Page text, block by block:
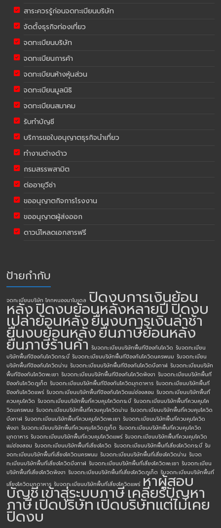
สาระควรรู้ก่อนจดทะเบียนบริษัท
จัดตั้งธุรกิจท่องเที่ยว
จดทะเบียนบริษัท
จดทะเบียนการค้า
จดทะเบียนห้างหุ้นส่วน
จดทะเบียนมูลนิธิ
จดทะเบียนสมาคม
รับทำบัญชี
บริการขอใบอนุญาตธุรกิจนำเที่ยว
ทำงานต่างด้าว
กรมสรรพสามิต
ต่ออายุวีซ่า
ขออนุญาตกิจการโรงงาน
ขออนุญาตผู้ส่งออก
ดาวน์โหลดเอกสารฟรี
ป้ายกำกับ
จดทะเบียนบริษัท โคกหนองนาโมเดล ปิดงบการเงินย้อน
หลังปิดงบย้อนหลังหลายปีปิดงบ
เปล่าย้อนหลังยื่นงบการเงินล่าช้า
ยื่นงบย้อนหลังยื่นภาษีย้อนหลัง
ยื่นภาษีร้านค้า รับจดทะเบียนบริษัทพื้นทีป้องกันโควิด รับจดทะเบียน
บริษัทพื้นทีป้องกันโควิดกระบี่ รับจดทะเบียนบริษัทพื้นทีป้องกันโควิดนครพนม รับจดทะเบียน
บริษัทพื้นทีป้องกันโควิดน่าน รับจดทะเบียนบริษัทพื้นทีป้องกันโควิดบึงกาฬ รับจดทะเบียนบริษัท
พื้นทีป้องกันโควิดพะเยา รับจดทะเบียนบริษัทพื้นทีป้องกันโควิดพังงา รับจดทะเบียนบริษัทพื้นที
ป้องกันโควิดภูเก็ต รับจดทะเบียนบริษัทพื้นทีป้องกันโควิดมุกดาหาร รับจดทะเบียนบริษัทพื้นที
ป้องกันโควิดแพร่ รับจดทะเบียนบริษัทพื้นทีป้องกันโควิดแม่ฮ่องสอน รับจดทะเบียนบริษัทพื้นที่
ควบคุมโควิด รับจดทะเบียนบริษัทพื้นที่ควบคุมโควิดกระบี่ รับจดทะเบียนบริษัทพื้นที่ควบคุมโค
วิดนครพนม รับจดทะเบียนบริษัทพื้นที่ควบคุมโควิดน่าน รับจดทะเบียนบริษัทพื้นที่ควบคุมโควิด
บึงกาฬ รับจดทะเบียนบริษัทพื้นที่ควบคุมโควิดพะเยา รับจดทะเบียนบริษัทพื้นที่ควบคุมโควิด
พังงา รับจดทะเบียนบริษัทพื้นที่ควบคุมโควิดภูเก็ต รับจดทะเบียนบริษัทพื้นที่ควบคุมโควิด
มุกดาหาร รับจดทะเบียนบริษัทพื้นที่ควบคุมโควิดแพร่ รับจดทะเบียนบริษัทพื้นที่ควบคุมโควิด
แม่ฮ่องสอน รับจดทะเบียนบริษัทพื้นที่เสี่ยงโควิด รับจดทะเบียนบริษัทพื้นที่เสี่ยงโควิดกระบี่ รับ
จดทะเบียนบริษัทพื้นที่เสี่ยงโควิดนครพนม รับจดทะเบียนบริษัทพื้นที่เสี่ยงโควิดน่าน รับจด
ทะเบียนบริษัทพื้นที่เสี่ยงโควิดบึงกาฬ รับจดทะเบียนบริษัทพื้นที่เสี่ยงโควิดพะเยา รับจดทะเบียน
บริษัทพื้นที่เสี่ยงโควิดพังงา รับจดทะเบียนบริษัทพื้นที่เสี่ยงโควิดภูเก็ต รับจดทะเบียนบริษัทพื้นที่
เสี่ยงโควิดมุกดาหาร รับจดทะเบียนบริษัทพื้นที่เสี่ยงโควิดแพร่ หาผู้สอบ
บัญชีเข้าสู่ระบบภาษีเคลียร์ปัญหา
ภาษีเปิดบริษัทเปิดบริษัทแต่ไม่เคย
ปิดงบ